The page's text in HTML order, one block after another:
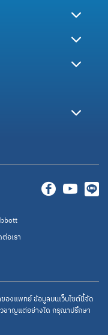
อเรา
องแพทย์ ข้อมูลบนเว็บไซต์นี้จัด
วชาญแต่อย่างใด กรุณาปรึกษา